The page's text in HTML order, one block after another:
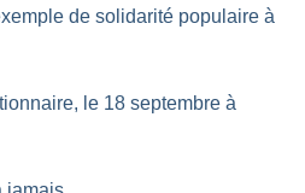
de solidarité populaire à
le 18 septembre à